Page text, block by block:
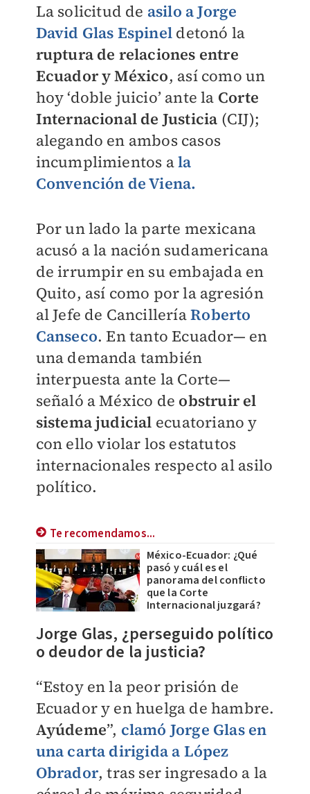
La solicitud de asilo a Jorge
David Glas Espinel detonó la
ruptura de relaciones entre
Ecuador y México, así como un
hoy ‘doble juicio’ ante la Corte
Internacional de Justicia (CIJ);
alegando en ambos casos
incumplimientos ala
Convención de Viena.
Por un lado la parte mexicana
acusó a la nación sudamericana
de irrumpir en su embajada en
Quito, así como por la agresión
al Jefe de CancilleríaRoberto
Canseco. En tanto Ecuador— en
una demanda también
interpuesta ante la Corte—
señaló a México de obstruir el
sistema judicial ecuatoriano y
con ello violar los estatutos
internacionales respecto al asilo
político.
Te recomendamos...
México-Ecuador: ¿Qué
pasó y cuál es el
panorama del conflicto
que la Corte
Internacional juzgará?
Jorge Glas, ¿perseguido político
o deudor de la justicia?
“Estoy en la peor prisión de
Ecuador y en huelga de hambre.
Ayúdeme”, clamó Jorge Glas en
una carta dirigida a López
Obrador, tras ser ingresado a la